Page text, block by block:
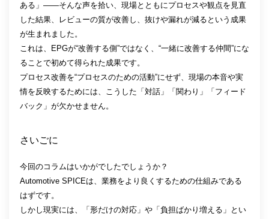
ある」――そんな声を拾い、現場とともにプロセスや観点を見直
した結果、レビューの質が改善し、抜けや漏れが減るという成果
が生まれました。
これは、EPGが“改善する側”ではなく、“一緒に改善する仲間”にな
ることで初めて得られた成果です。
プロセス改善を“プロセスのための活動”にせず、現場の本音や実
情を反映するためには、こうした「対話」「関わり」「フィード
バック」が欠かせません。
さいごに
今回のコラムはいかがでしたでしょうか？
Automotive SPICEは、業務をより良くするための仕組みである
はずです。
しかし現実には、「形だけの対応」や「負担ばかり増える」とい